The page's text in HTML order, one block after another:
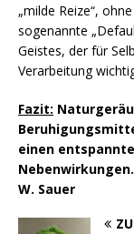
„milde Reize“,
sogenannte
Geistes, der für
Verarbeitung
Fazit:
einen
W. Sauer